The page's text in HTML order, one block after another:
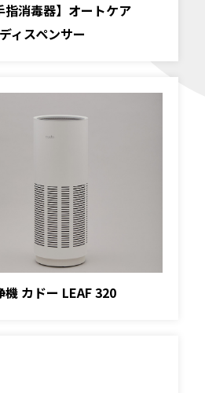
指消毒器】オートケア
ィスペンサー
機 カドー LEAF 320